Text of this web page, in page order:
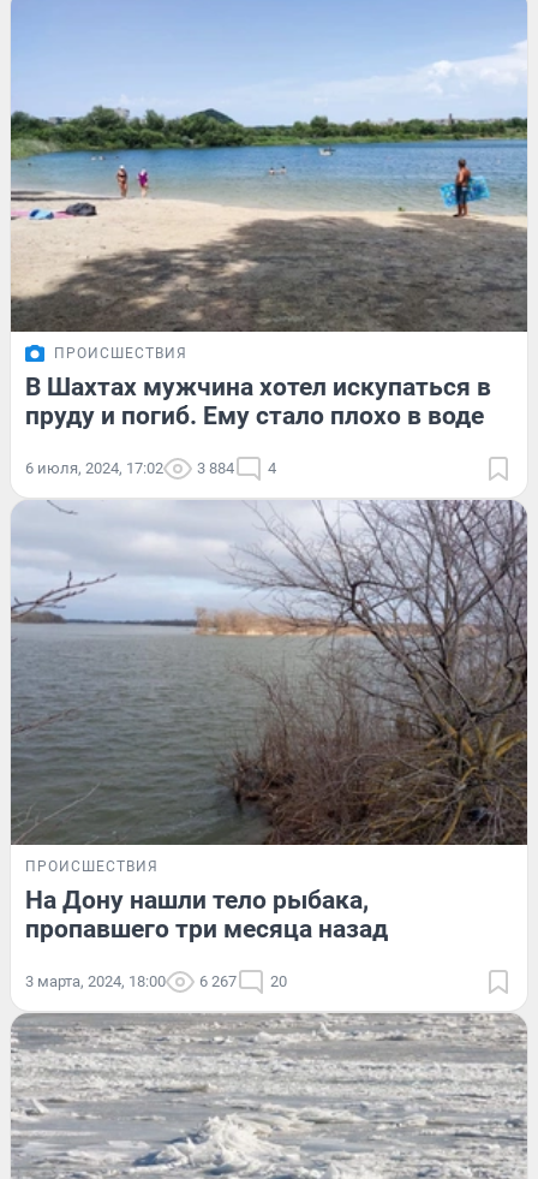
ПРОИСШЕСТВИЯ
В Шахтах мужчина хотел искупаться в
пруду и погиб. Ему стало плохо в воде
6 июля, 2024, 17:02 3 884 4
ПРОИСШЕСТВИЯ
На Дону нашли тело рыбака,
пропавшего три месяца назад
3 марта, 2024, 18:00 6 267 20